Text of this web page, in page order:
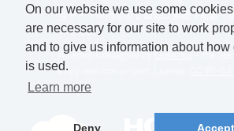
当サイトの内容及び画像は無断で転載・
ません。
All emojis designed byOpenMoji– the
emoji and icon project. License:
On our website we use some
are necessary for our site to work
and to give us information about how
is used.
Learn more
Deny Accept